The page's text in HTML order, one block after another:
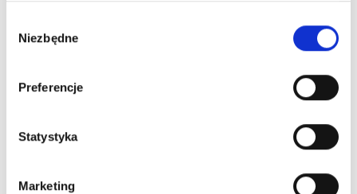
zgody
Niezbędne
Preferencje
Statystyka
Marketing
art. 25333P
15,40
Cena detaliczna (brutto)